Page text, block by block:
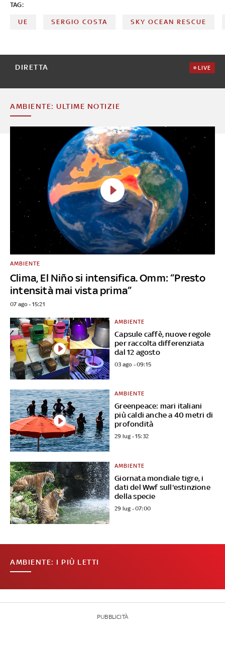
TAG:
UE SERGIO COSTA SKY OCEAN RESCUE
DIRETTA LIVE
AMBIENTE: ULTIME NOTIZIE
Clima, El Niño si intensifica. Omm: “Presto
intensità mai vista prima”
AMBIENTE
07 ago - 15:21
Capsule caffè, nuove regole
per raccolta differenziata
dal 12 agosto
AMBIENTE
03 ago - 09:15
Greenpeace: mari italiani
più caldi anche a 40 metri di
profondità
AMBIENTE
29 lug - 15:32
Giornata mondiale tigre, i
dati del Wwf sull'estinzione
della specie
AMBIENTE
29 lug - 07:00
AMBIENTE: I PIÙ LETTI
PUBBLICITÀ